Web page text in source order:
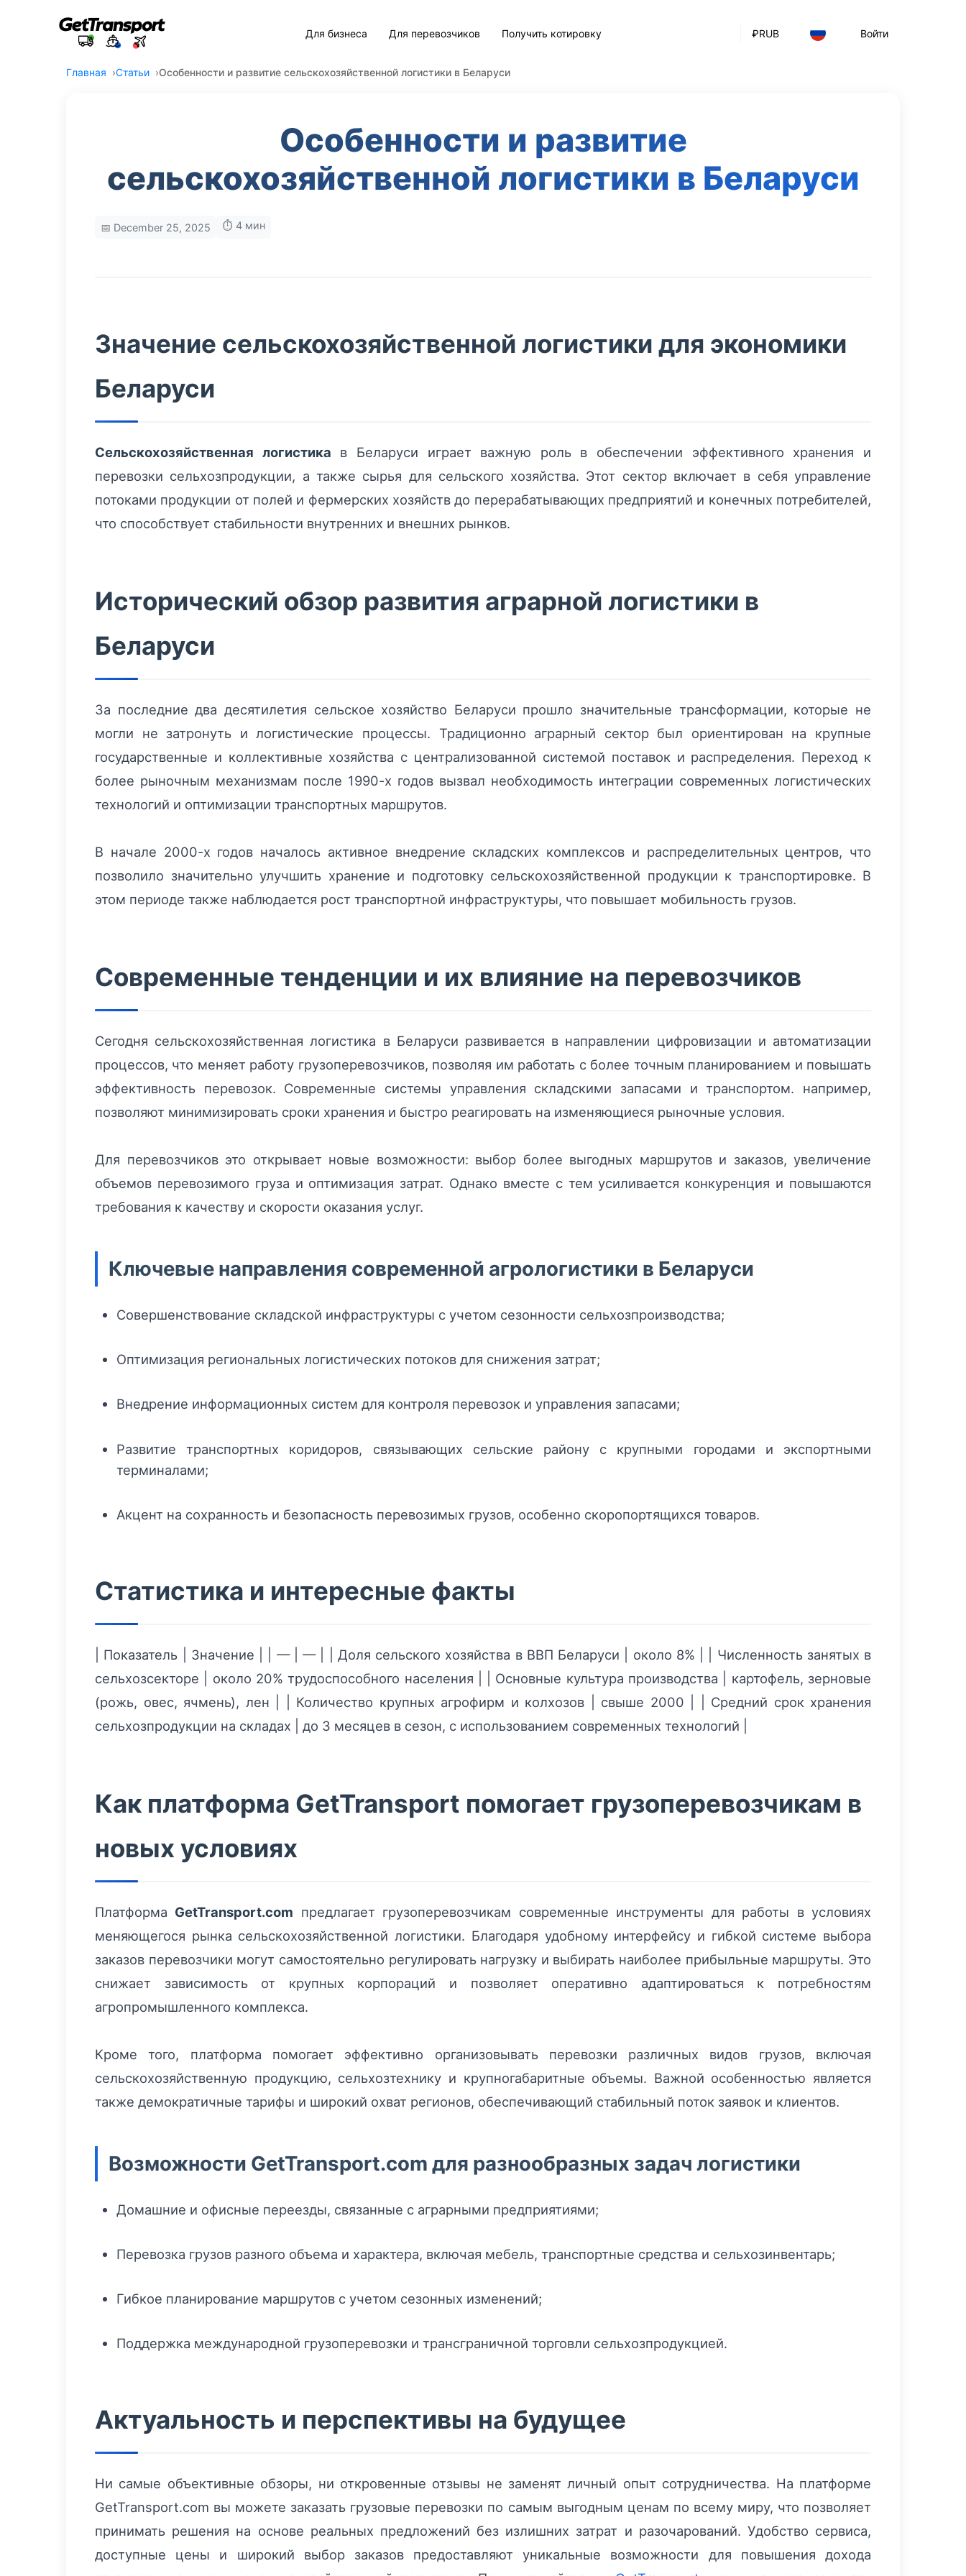
₽RUB Войти
Для бизнеса Для перевозчиков Получить котировку
Главная Статьи Особенности и развитие сельскохозяйственной логистики в Беларуси
Особенности и развитие
сельскохозяйственной логистики в Беларуси
📅 December 25, 2025 ⏱️ 4 мин
Значение сельскохозяйственной логистики для экономики
Беларуси
Сельскохозяйственная логистика в Беларуси играет важную роль в обеспечении эффективного хранения и
перевозки сельхозпродукции, а также сырья для сельского хозяйства. Этот сектор включает в себя управление
потоками продукции от полей и фермерских хозяйств до перерабатывающих предприятий и конечных потребителей,
что способствует стабильности внутренних и внешних рынков.
Исторический обзор развития аграрной логистики в
Беларуси
За последние два десятилетия сельское хозяйство Беларуси прошло значительные трансформации, которые не
могли не затронуть и логистические процессы. Традиционно аграрный сектор был ориентирован на крупные
государственные и коллективные хозяйства с централизованной системой поставок и распределения. Переход к
более рыночным механизмам после 1990-х годов вызвал необходимость интеграции современных логистических
технологий и оптимизации транспортных маршрутов.
В начале 2000-х годов началось активное внедрение складских комплексов и распределительных центров, что
позволило значительно улучшить хранение и подготовку сельскохозяйственной продукции к транспортировке. В
этом периоде также наблюдается рост транспортной инфраструктуры, что повышает мобильность грузов.
Современные тенденции и их влияние на перевозчиков
Сегодня сельскохозяйственная логистика в Беларуси развивается в направлении цифровизации и автоматизации
процессов, что меняет работу грузоперевозчиков, позволяя им работать с более точным планированием и повышать
эффективность перевозок. Современные системы управления складскими запасами и транспортом. например,
позволяют минимизировать сроки хранения и быстро реагировать на изменяющиеся рыночные условия.
Для перевозчиков это открывает новые возможности: выбор более выгодных маршрутов и заказов, увеличение
объемов перевозимого груза и оптимизация затрат. Однако вместе с тем усиливается конкуренция и повышаются
требования к качеству и скорости оказания услуг.
Ключевые направления современной агрологистики в Беларуси
Совершенствование складской инфраструктуры с учетом сезонности сельхозпроизводства;
Оптимизация региональных логистических потоков для снижения затрат;
Внедрение информационных систем для контроля перевозок и управления запасами;
Развитие транспортных коридоров, связывающих сельские району с крупными городами и экспортными
терминалами;
Акцент на сохранность и безопасность перевозимых грузов, особенно скоропортящихся товаров.
Статистика и интересные факты
| Показатель | Значение | | — | — | | Доля сельского хозяйства в ВВП Беларуси | около 8% | | Численность занятых в
сельхозсекторе | около 20% трудоспособного населения | | Основные культура производства | картофель, зерновые
(рожь, овес, ячмень), лен | | Количество крупных агрофирм и колхозов | свыше 2000 | | Средний срок хранения
сельхозпродукции на складах | до 3 месяцев в сезон, с использованием современных технологий |
Как платформа GetTransport помогает грузоперевозчикам в
новых условиях
Платформа GetTransport.com предлагает грузоперевозчикам современные инструменты для работы в условиях
меняющегося рынка сельскохозяйственной логистики. Благодаря удобному интерфейсу и гибкой системе выбора
заказов перевозчики могут самостоятельно регулировать нагрузку и выбирать наиболее прибыльные маршруты. Это
снижает зависимость от крупных корпораций и позволяет оперативно адаптироваться к потребностям
агропромышленного комплекса.
Кроме того, платформа помогает эффективно организовывать перевозки различных видов грузов, включая
сельскохозяйственную продукцию, сельхозтехнику и крупногабаритные объемы. Важной особенностью является
также демократичные тарифы и широкий охват регионов, обеспечивающий стабильный поток заявок и клиентов.
Возможности GetTransport.com для разнообразных задач логистики
Домашние и офисные переезды, связанные с аграрными предприятиями;
Перевозка грузов разного объема и характера, включая мебель, транспортные средства и сельхозинвентарь;
Гибкое планирование маршрутов с учетом сезонных изменений;
Поддержка международной грузоперевозки и трансграничной торговли сельхозпродукцией.
Актуальность и перспективы на будущее
Ни самые объективные обзоры, ни откровенные отзывы не заменят личный опыт сотрудничества. На платформе
GetTransport.com вы можете заказать грузовые перевозки по самым выгодным ценам по всему миру, что позволяет
принимать решения на основе реальных предложений без излишних затрат и разочарований. Удобство сервиса,
доступные цены и широкий выбор заказов предоставляют уникальные возможности для повышения дохода